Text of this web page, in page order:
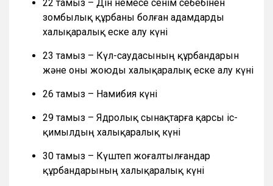
22 тамыз – Дін немесе сенім себебінен
зомбылық құрбаны болған адамдарды
халықаралық еске алу күні
23 тамыз – Күл-саудасының құрбандарын
және оны жоюды халықаралық еске алу күні
26 тамыз – Намибия күні
29 тамыз – Ядролық сынақтарға қарсы іс-
қимылдың халықаралық күні
30 тамыз – Күштеп жоғалтылғандар
құрбандарының халықаралық күні